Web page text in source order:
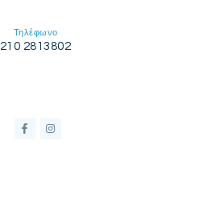
Τηλέφωνο
210 2813802